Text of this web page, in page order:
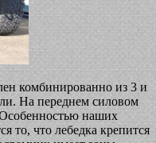
комбинированно из 3 и
На переднем силовом
наших
то, что лебедка крепится